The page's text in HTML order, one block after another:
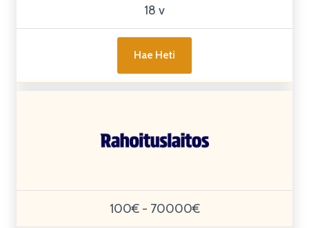
18 v
Hae Heti
100€ - 70000€